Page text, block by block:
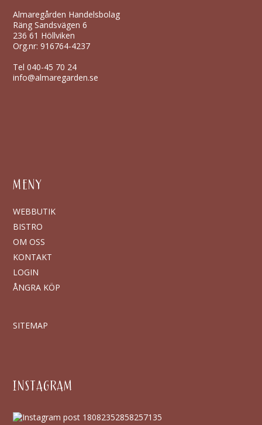
Almaregården Handelsbolag
Räng Sandsvägen 6
236 61 Höllviken
Org.nr: 916764-4237
Tel040-45 70 24
info@almaregarden.se
MENY
WEBBUTIK
BISTRO
OM OSS
KONTAKT
LOGIN
ÅNGRA KÖP
SITEMAP
INSTAGRAM